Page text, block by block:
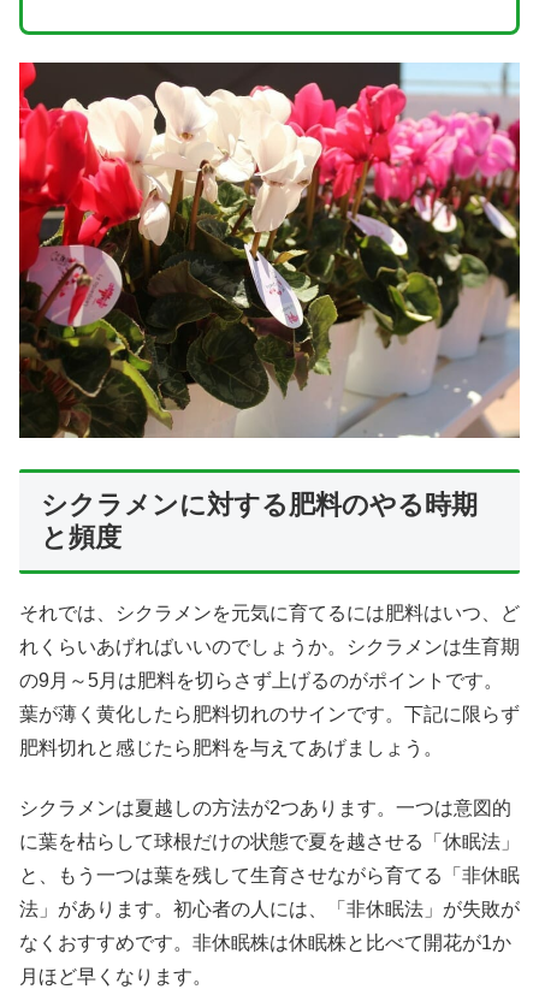
シクラメンに対する肥料のやる時期
と頻度
それでは、シクラメンを元気に育てるには肥料はいつ、ど
れくらいあげればいいのでしょうか。シクラメンは生育期
の9月～5月は肥料を切らさず上げるのがポイントです。
葉が薄く黄化したら肥料切れのサインです。下記に限らず
肥料切れと感じたら肥料を与えてあげましょう。
シクラメンは夏越しの方法が2つあります。一つは意図的
に葉を枯らして球根だけの状態で夏を越させる「休眠法」
と、もう一つは葉を残して生育させながら育てる「非休眠
法」があります。初心者の人には、「非休眠法」が失敗が
なくおすすめです。非休眠株は休眠株と比べて開花が1か
月ほど早くなります。